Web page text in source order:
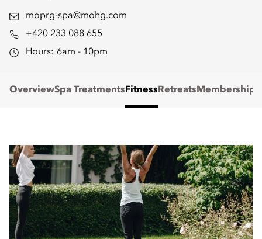
moprg-spa@mohg.com
+420 233 088 655
Hours: 6am - 10pm
OverviewSpa Treatments Fitness Retreats Memberships